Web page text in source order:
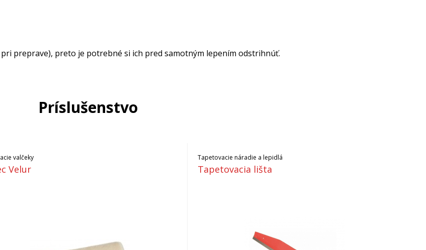
preprave), preto je potrebné si ich pred samotným lepením odstrihnúť.
Príslušenstvo
valčeky
Velur
Tapetovacie náradie a lepidlá
Tapetovacia lišta